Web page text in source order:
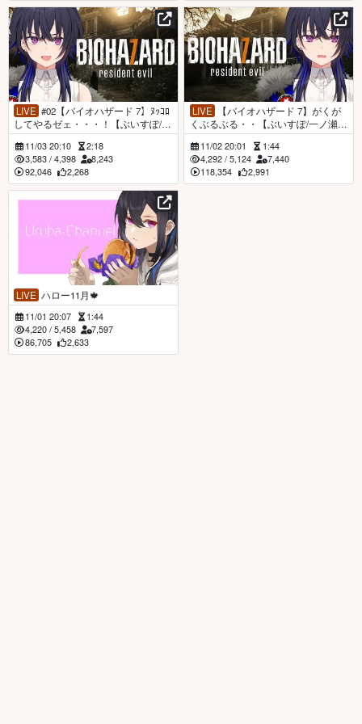
LIVE
してやるゼェ・・・！【ぶいすぽ/一
ノ瀬うるは】
11/03 20:10
2:18
3,583/ 4,398
8,243
92,046
2,268
LIVE
くぶるぶる・・【ぶいすぽ/一ノ瀬う
るは】
11/02 20:01
1:44
4,292 /5,124
7,440
118,354
2,991
LIVE ハロー11月🍁
11/01 20:07
1:44
4,220/ 5,458
7,597
86,705
2,633